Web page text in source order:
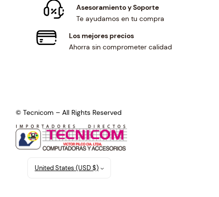
Asesoramiento y Soporte
Te ayudamos en tu compra
Los mejores precios
Ahorra sin comprometer calidad
© Tecnicom – All Rights Reserved
United States (USD $)